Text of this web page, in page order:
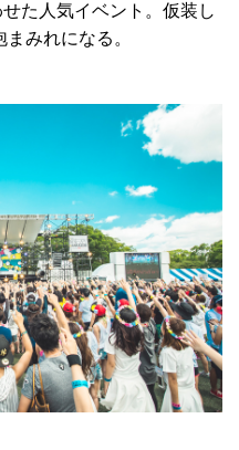
た人気イベント。仮装し
みれになる。